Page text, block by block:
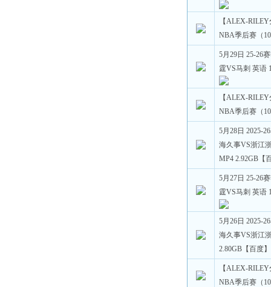
【ALEX-
NBA季后赛（
5月29日 25-26
霆VS马刺 英语
【ALEX-
NBA季后赛（
5月28日 2025-
海久事VS浙江
MP4 2.92GB【
5月27日 25-26
霆VS马刺 英语
5月26日 2025-
海久事VS浙江
2.80GB【百度】
【ALEX-
NBA季后赛（